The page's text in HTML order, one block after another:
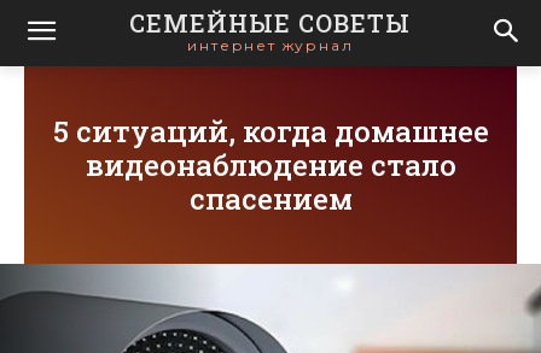
СЕМЕЙНЫЕ СОВЕТЫ
интернет журнал
5 ситуаций, когда домашнее
видеонаблюдение стало
спасением